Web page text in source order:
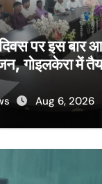
पर इस बार
गोइलकेरा में
Aug 6, 2026